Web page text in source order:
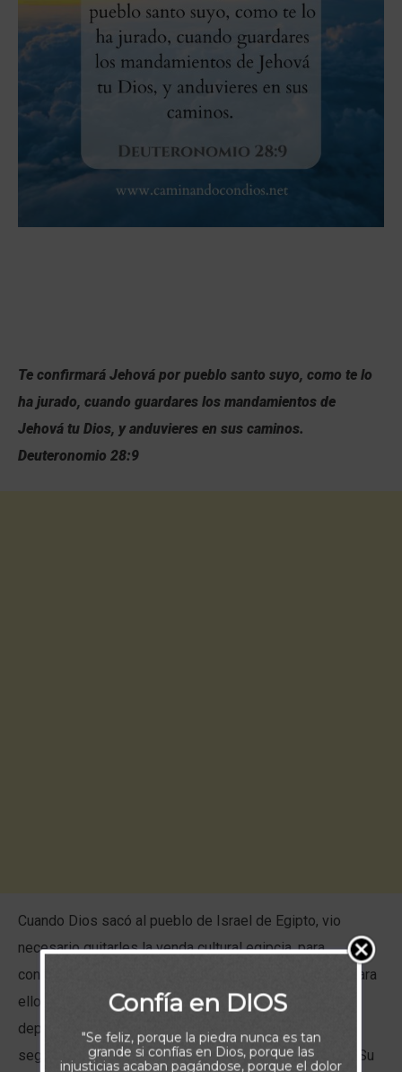
Te confirmará Jehová por pueblo santo suyo, como te lo
ha jurado, cuando guardares los mandamientos de
Jehová tu Dios, y anduvieres en sus caminos.
Deuteronomio 28:9
Cuando Dios sacó al pueblo de Israel de Egipto, vio
necesario quitarles la venda cultural egipcia, para
convertirlos verdaderamente en su nación escogida. Para
ello, los condujo por el desierto, los despojó de su
dependencia de medios terrenales de provisión y
seguridad, los protegió de sus enemigos, les entregó Su
Confía en DIOS
"Se feliz, porque la piedra nunca es tan
grande si confías en Dios, porque las
injusticias acaban pagándose, porque el dolor